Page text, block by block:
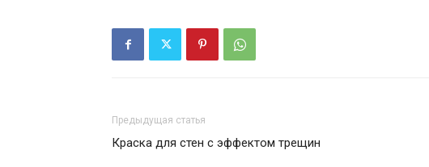
Предыдущая статья
Краска для стен с эффектом трещин